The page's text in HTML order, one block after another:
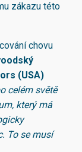
zákazu této
chovu
(USA)
celém světě
který má
To se musí